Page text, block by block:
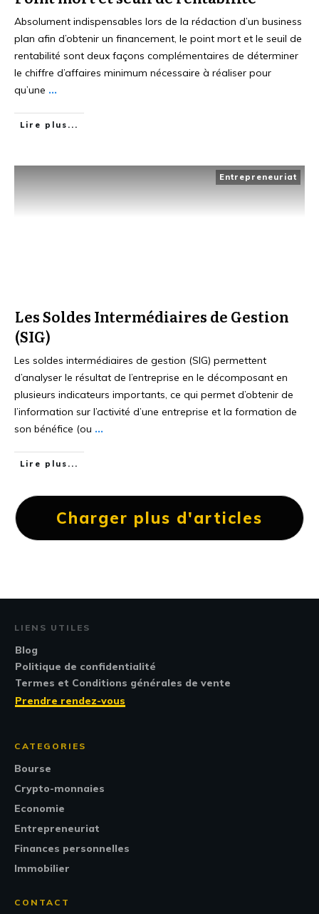
Absolument indispensables lors de la rédaction d’un business
plan afin d’obtenir un financement, le point mort et le seuil de
rentabilité sont deux façons complémentaires de déterminer
le chiffre d’affaires minimum nécessaire à réaliser pour
qu’une ...
Lire plus...
Entrepreneuriat
Les Soldes Intermédiaires de Gestion
(SIG)
Les soldes intermédiaires de gestion (SIG) permettent
d’analyser le résultat de l’entreprise en le décomposant en
plusieurs indicateurs importants, ce qui permet d’obtenir de
l’information sur l’activité d’une entreprise et la formation de
son bénéfice (ou ...
Lire plus...
Charger plus d'articles
LIENS UTILES
Blog
Politique de confidentialité
Termes et Conditions générales de vente
Prendre rendez-vous
CATEGORIES
Bourse
Crypto-monnaies
Economie
Entrepreneuriat
Finances personnelles
Immobilier
CONTACT